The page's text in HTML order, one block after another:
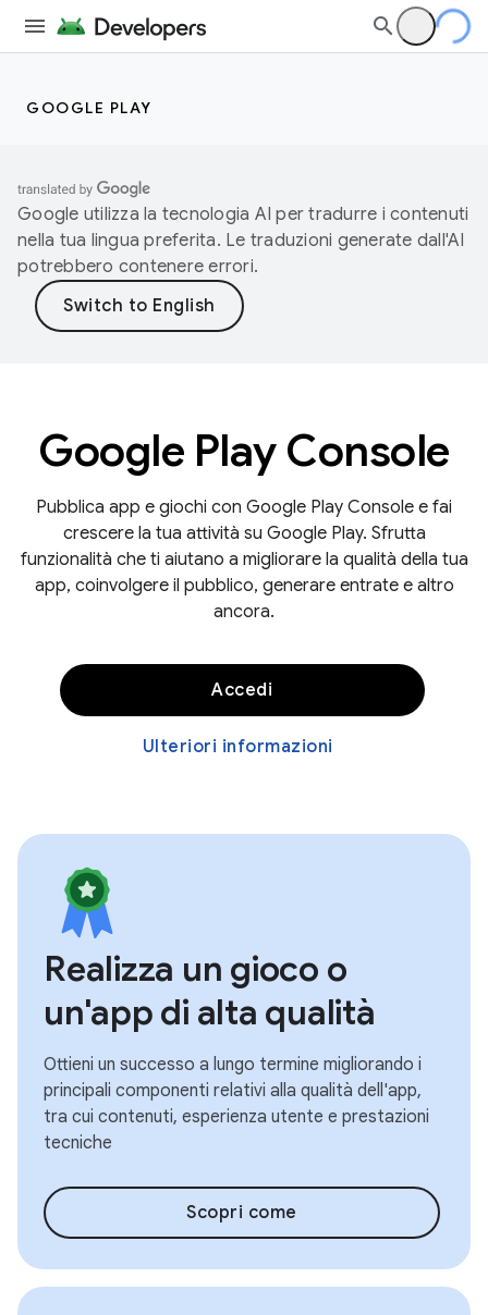
GOOGLE PLAY
Google utilizza la tecnologia AI per tradurre i contenuti
nella tua lingua preferita. Le traduzioni generate dall'AI
potrebbero contenere errori.
Google Play Console
Pubblica app e giochi con Google Play Console e fai
crescere la tua attività su Google Play. Sfrutta
funzionalità che ti aiutano a migliorare la qualità della tua
app, coinvolgere il pubblico, generare entrate e altro
ancora.
Accedi
Ulteriori informazioni
Realizza un gioco o
un'app di alta qualità
Ottieni un successo a lungo termine migliorando i
principali componenti relativi alla qualità dell'app,
tra cui contenuti, esperienza utente e prestazioni
tecniche
Scopri come